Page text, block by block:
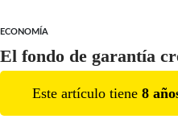
ECONOMÍA
El fondo de garantía
Este artículo tiene 8 año